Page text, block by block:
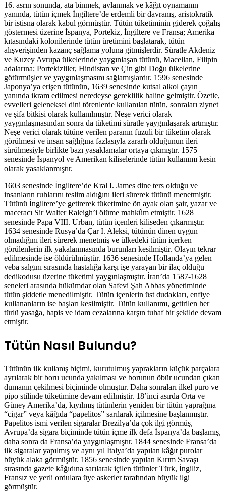
16. asrın sonunda, ata binmek, avlanmak ve kâğıt oynamanın
yanında, tütün içmek İngiltere’de erdemli bir davranış, aristokratik
bir istisna olarak kabul görmüştür. Tütün tüketiminin giderek çoğalış
göstermesi üzerine İspanya, Portekiz, İngiltere ve Fransa; Amerika
kıtasındaki kolonilerinde tütün üretimini başlatarak, tütün
alışverişinden kazanç sağlama yoluna gitmişlerdir. Süratle Akdeniz
ve Kuzey Avrupa ülkelerinde yaygınlaşan tütünü, Macellan, Filipin
adalarına; Portekizliler, Hindistan ve Çin gibi Doğu ülkelerine
götürmüşler ve yaygınlaşmasını sağlamışlardır. 1596 senesinde
Japonya’ya erişen tütünün, 1639 senesinde kutsal alkol çayın
yanında ikram edilmesi neredeyse gereklilik haline gelmiştir. Özetle,
evvelleri geleneksel dini törenlerde kullanılan tütün, sonraları ziynet
ve şifa bitkisi olarak kullanılmıştır. Neşe verici olarak
yaygınlaşmasından sonra da tüketimi süratle yaygınlaşarak artmıştır.
Neşe verici olarak tütüne verilen paranın fuzuli bir tüketim olarak
görülmesi ve insan sağlığına fazlasıyla zararlı olduğunun ileri
sürülmesiyle birlikte bazı yasaklamalar ortaya çıkmıştır. 1575
senesinde İspanyol ve Amerikan kiliselerinde tütün kullanımı kesin
olarak yasaklanmıştır.
1603 senesinde İngiltere’de Kral I. James dine ters olduğu ve
insanların ruhlarını teslim aldığını ileri sürerek tütünü menetmiştir.
Tütünü İngiltere’ye getirerek tüketimine ön ayak olan şair, yazar ve
maceracı Sir Walter Raleigh’i ölüme mahkûm etmiştir. 1628
senesinde Papa VIII. Urban, tütün içenleri kiliseden çıkarmıştır.
1634 senesinde Rusya’da Çar I. Aleksi, tütünün dinen uygun
olmadığını ileri sürerek menetmiş ve ülkedeki tütün içerken
görülenlerin ilk yakalanmasında burunları kesilmiştir. Olayın tekrar
edilmesinde ise öldürülmüştür. 1636 senesinde Hollanda’ya gelen
veba salgını sırasında hastalığa karşı işe yarayan bir ilaç olduğu
dedikodusu üzerine tüketimi yaygınlaşmıştır. İran’da 1587-1628
seneleri arasında hükümdar olan Safevi Şah Abbas yönetiminde
tütün şiddetle menedilmiştir. Tütün içenlerin üst dudakları, enfiye
kullananların ise başları kesilmiştir. Tütün kullanımı, getirilen her
türlü yasağa, hapis ve idam cezalarına karşın tuhaf bir şekilde devam
etmiştir.
Tütün Nasıl Bulundu?
Tütünün ilk kullanış biçimi, kurutulmuş yaprakların küçük parçalara
ayrılarak bir boru ucunda yakılması ve borunun öbür ucundan çıkan
dumanın çekilmesi biçiminde olmuştur. Daha sonraları ilkel puro ve
pipo stilinde tüketimine devam edilmiştir. 18’inci asırda Orta ve
Güney Amerika’da, kıyılmış tütünlerin yeniden bir tütün yaprağına
“cigar” veya kâğıda “papelitos” sarılarak içilmesine başlanmıştır.
Papelitos ismi verilen sigaralar Brezilya’da çok ilgi görmüş,
Avrupa’da sigara biçiminde tütün içme ilk defa İspanya’da başlamış,
daha sonra da Fransa’da yaygınlaşmıştır. 1844 senesinde Fransa’da
ilk sigaralar yapılmış ve aynı yıl İtalya’da yapılan kâğıt purolar
büyük alaka görmüştür. 1856 senesinde yapılan Kırım Savaşı
sırasında gazete kâğıdına sarılarak içilen tütünler Türk, İngiliz,
Fransız ve yerli ordulara üye askerler tarafından büyük ilgi
görmüştür.